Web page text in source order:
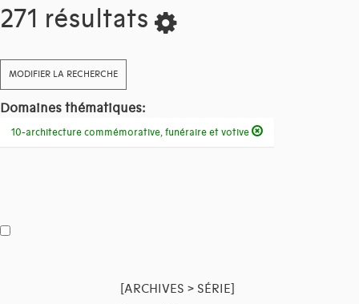
271 résultats
MODIFIER LA RECHERCHE
Domaines thématiques:
10-architecture commémorative, funéraire et votive
[ARCHIVES > SÉRIE]